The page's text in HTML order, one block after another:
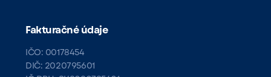
Fakturačné údaje
IČO: 00178454
DIČ: 2020795601